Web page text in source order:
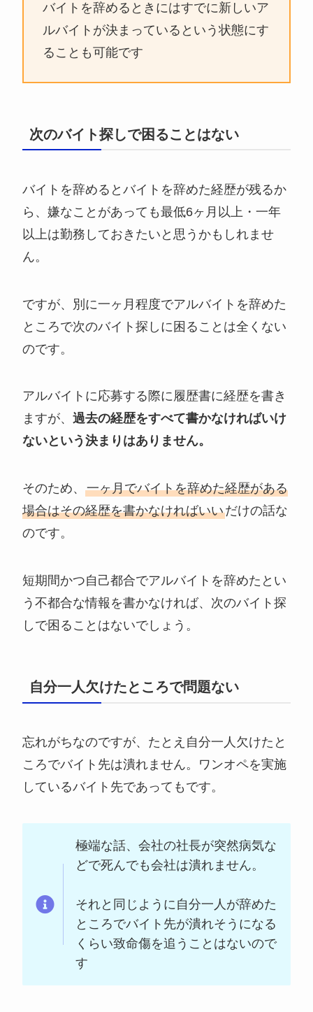
バイトを辞めるときにはすでに新しいア
ルバイトが決まっているという状態にす
ることも可能です
次のバイト探しで困ることはない
バイトを辞めるとバイトを辞めた経歴が残るか
ら、嫌なことがあっても最低6ヶ月以上・一年
以上は勤務しておきたいと思うかもしれませ
ん。
ですが、別に一ヶ月程度でアルバイトを辞めた
ところで次のバイト探しに困ることは全くない
のです。
アルバイトに応募する際に履歴書に経歴を書き
ますが、過去の経歴をすべて書かなければいけ
ないという決まりはありません。
そのため、一ヶ月でバイトを辞めた経歴がある
場合はその経歴を書かなければいいだけの話な
のです。
短期間かつ自己都合でアルバイトを辞めたとい
う不都合な情報を書かなければ、次のバイト探
しで困ることはないでしょう。
自分一人欠けたところで問題ない
忘れがちなのですが、たとえ自分一人欠けたと
ころでバイト先は潰れません。ワンオペを実施
しているバイト先であってもです。
極端な話、会社の社長が突然病気な
どで死んでも会社は潰れません。
それと同じように自分一人が辞めた
ところでバイト先が潰れそうになる
くらい致命傷を追うことはないので
す